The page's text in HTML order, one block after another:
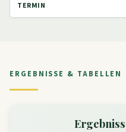
ERGEBNISSE & TABELLEN